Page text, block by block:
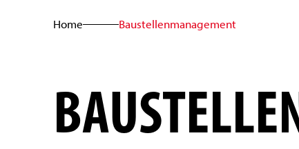
Home Baustellenmanagement